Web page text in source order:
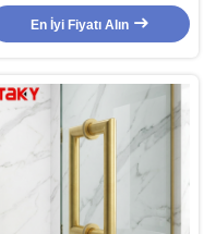
Kolu
En İyi Fiyatı Alın